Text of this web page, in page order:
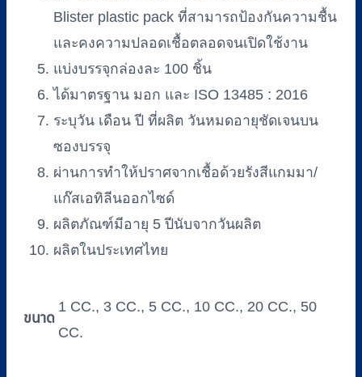
Blister plastic pack ที่สามารถป้องกันความชื้น
และคงความปลอดเชื้อตลอดจนเปิดใช้งาน
แบ่งบรรจุกล่องละ 100 ชิ้น
ได้มาตรฐาน มอก และ ISO 13485 : 2016
ระบุวัน เดือน ปี ที่ผลิต วันหมดอายุชัดเจนบน
ซองบรรจุ
ผ่านการทำให้ปราศจากเชื้อด้วยรังสีแกมมา/
แก๊สเอทิลีนออกไซด์
ผลิตภัณฑ์มีอายุ 5 ปีนับจากวันผลิต
ผลิตในประเทศไทย
ขนาด
1 CC., 3 CC., 5 CC., 10 CC., 20 CC., 50
CC.